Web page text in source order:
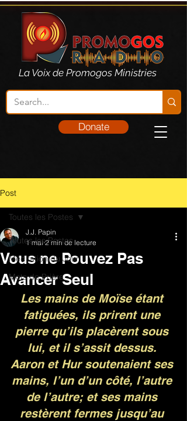
La Voix de Promogos Ministries
Donate
Post
Toutes les Postes
Méditation du Jour
Mots de Prière
Toutes les Postes
Vous ne Pouvez Pas
Avancer Seul
J.J. Papin
1 mai 2 min de lecture
Les mains de Moïse étant
fatiguées, ils prirent une
pierre qu’ils placèrent sous
lui, et il s’assit dessus.
Aaron et Hur soutenaient ses
mains, l’un d’un côté, l’autre
de l’autre; et ses mains
restèrent fermes jusqu’au